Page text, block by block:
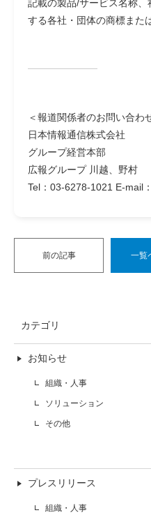
記載の製品/サービス名称
する各社・団体の商標また
＜報道関係者のお問い合わ
日本情報通信株式会社
グループ経営本部
広報グループ 川越、野村
Tel：03-6278-1021 E-mail：
前の記事 一覧
カテゴリ
お知らせ
組織・人事
ソリューション
その他
プレスリリース
組織・人事